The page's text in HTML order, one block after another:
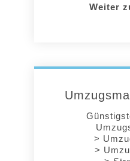
Weiter
>
>